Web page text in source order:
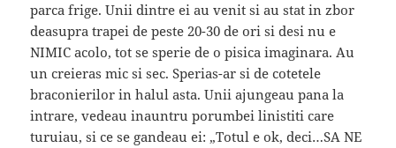
parca frige. Unii dintre ei au venit si au stat in zbor
deasupra trapei de peste 20-30 de ori si desi nu e
NIMIC acolo, tot se sperie de o pisica imaginara. Au
un creieras mic si sec. Sperias-ar si de cotetele
braconierilor in halul asta. Unii ajungeau pana la
intrare, vedeau inauntru porumbei linistiti care
turuiau, si ce se gandeau ei: „Totul e ok, deci…SA NE